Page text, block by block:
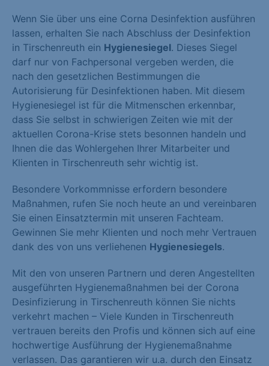
Wenn Sie über uns eine Corna Desinfektion ausführen
lassen, erhalten Sie nach Abschluss der Desinfektion
in Tirschenreuth ein Hygienesiegel. Dieses Siegel
darf nur von Fachpersonal vergeben werden, die
nach den gesetzlichen Bestimmungen die
Autorisierung für Desinfektionen haben. Mit diesem
Hygienesiegel ist für die Mitmenschen erkennbar,
dass Sie selbst in schwierigen Zeiten wie mit der
aktuellen Corona-Krise stets besonnen handeln und
Ihnen die das Wohlergehen Ihrer Mitarbeiter und
Klienten in Tirschenreuth sehr wichtig ist.
Besondere Vorkommnisse erfordern besondere
Maßnahmen, rufen Sie noch heute an und vereinbaren
Sie einen Einsatztermin mit unseren Fachteam.
Gewinnen Sie mehr Klienten und noch mehr Vertrauen
dank des von uns verliehenen Hygienesiegels.
Mit den von unseren Partnern und deren Angestellten
ausgeführten Hygienemaßnahmen bei der Corona
Desinfizierung in Tirschenreuth können Sie nichts
verkehrt machen – Viele Kunden in Tirschenreuth
vertrauen bereits den Profis und können sich auf eine
hochwertige Ausführung der Hygienemaßnahme
verlassen. Das garantieren wir u.a. durch den Einsatz